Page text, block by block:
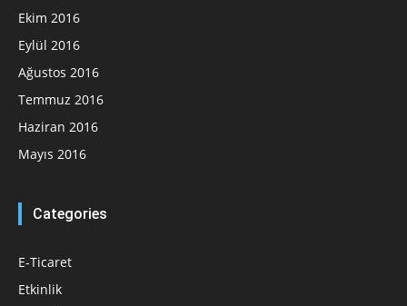
Ekim 2016
Eylül 2016
Ağustos 2016
Temmuz 2016
Haziran 2016
Mayıs 2016
Categories
E-Ticaret
Etkinlik